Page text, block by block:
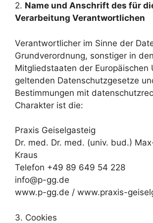
2. Name und Anschrift des für
Verarbeitung Verantwortlichen
Verantwortlicher im Sinne der
Grundverordnung, sonstiger in den
Mitgliedstaaten der Europäischen
geltenden Datenschutzgesetze
Bestimmungen mit
Charakter ist die:
Praxis Geiselgasteig
Dr. med. Dr. med. (univ. bud.)
Kraus
Telefon +49 89 649 54 228
info@p-gg.de
www.p-gg.de / www.praxis-
3. Cookies